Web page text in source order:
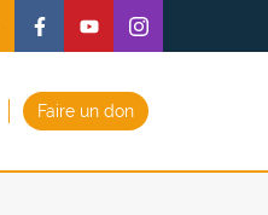
Suivez-
nous
Facebook
fenêtre)
Suivez-
nous
Youtube
fenêtre)
Suivez-
nous
Instagram
fenêtre)
Faire un don